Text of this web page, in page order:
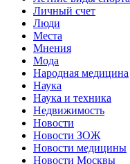
Личный счет
Люди
Места
Мнения
Мода
Народная медицина
Наука
Наука и техника
Недвижимость
Новости
Новости ЗОЖ
Новости медицины
Новости Москвы